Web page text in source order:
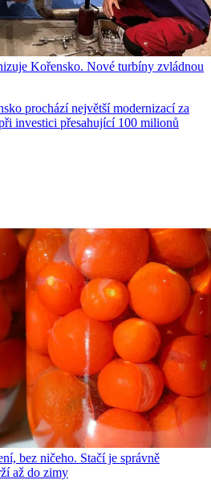
Kořensko. Nové turbíny zvládnou
prochází největší modernizací za
investici přesahující 100 milionů
bez ničeho. Stačí je správně
až do zimy